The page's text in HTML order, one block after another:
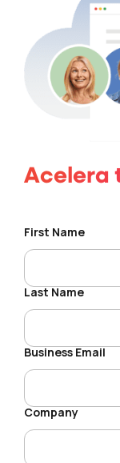
Acelera